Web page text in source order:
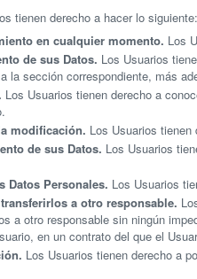
tienen derecho a hacer lo siguiente:
en cualquier momento. Los
de sus Datos. Los Usuarios
la sección correspondiente, más
Los Usuarios tienen derecho a
modificación. Los Usuarios
de sus Datos. Los Usuarios
Datos Personales. Los Usuarios
a otro responsable.
a otro responsable sin ningún
en un contrato del que el
Los Usuarios tienen derecho a